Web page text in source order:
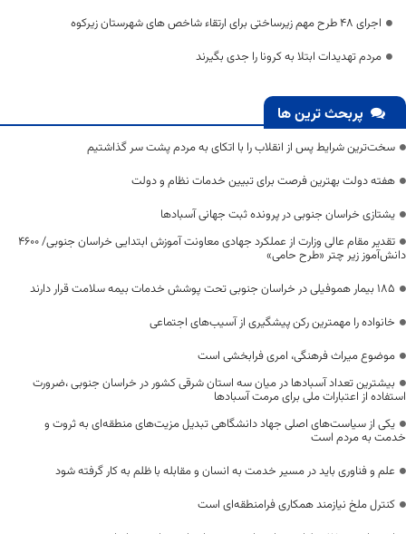
اجرای 48 طرح مهم زیرساختی برای ارتقاء شاخص های شهرستان زیرکوه
مردم تهدیدات ابتلا به کرونا را جدی بگیرند
پربحث ترین ها
سخت‌ترین شرایط پس از انقلاب را با اتکای به مردم پشت سر گذاشتیم
هفته دولت بهترین فرصت برای تبیین خدمات نظام و دولت
یشتازی خراسان جنوبی در پرونده ثبت جهانی آسبادها
تقدیر مقام عالی وزارت از عملکرد جهادی معاونت آموزش ابتدایی خراسان جنوبی/ ۴۶۰۰
دانش‌آموز زیر چتر «طرح حامی»
۱۸۵ بیمار هموفیلی در خراسان جنوبی تحت پوشش خدمات بیمه سلامت قرار دارند
خانواده را مهمترین رکن پیشگیری از آسیب‌های اجتماعی
موضوع میراث فرهنگی، امری فرابخشی است
بیشترین تعداد آسبادها در میان سه استان شرقی کشور در خراسان جنوبی ،ضرورت
استفاده از اعتبارات ملی برای مرمت آسبادها
یکی از سیاست‌های اصلی جهاد دانشگاهی تبدیل مزیت‌های منطقه‌ای به ثروت و
خدمت به مردم است
علم و فناوری باید در مسیر خدمت به انسان و مقابله با ظلم به کار گرفته شود
کنترل ملخ نیازمند همکاری فرامنطقه‌ای است